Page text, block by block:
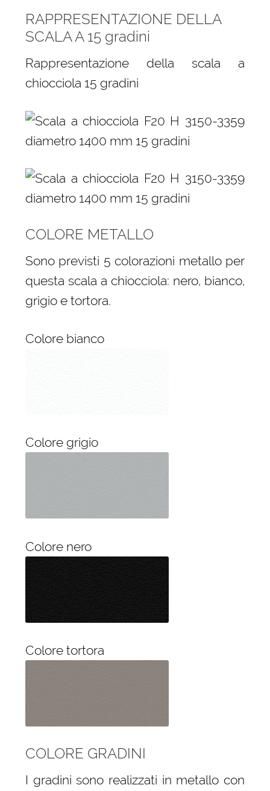
RAPPRESENTAZIONE DELLA
SCALA A 15 gradini
Rappresentazione della scala a
chiocciola 15 gradini
COLORE METALLO
Sono previsti 5 colorazioni metallo per
questa scala a chiocciola: nero, bianco,
grigio e tortora.
Colore bianco
Colore grigio
Colore nero
Colore tortora
COLORE GRADINI
I gradini sono realizzati in metallo con